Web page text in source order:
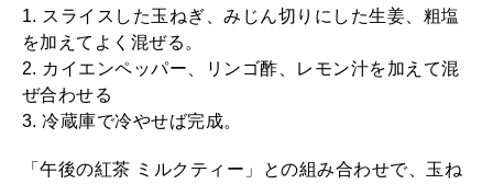
1. スライスした玉ねぎ、みじん切りにした生姜、粗塩
を加えてよく混ぜる。
2. カイエンペッパー、リンゴ酢、レモン汁を加えて混
ぜ合わせる
3. 冷蔵庫で冷やせば完成。
「午後の紅茶 ミルクティー」との組み合わせで、玉ね